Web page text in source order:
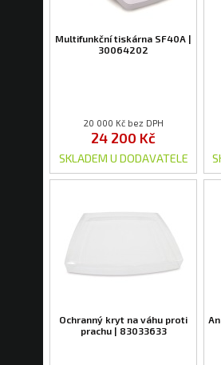
Multifunkční tiskárna SF40A |
30064202
20 000 Kč bez DPH
24 200 Kč
SKLADEM U DODAVATELE
Ochranný kryt na váhu proti
prachu | 83033633